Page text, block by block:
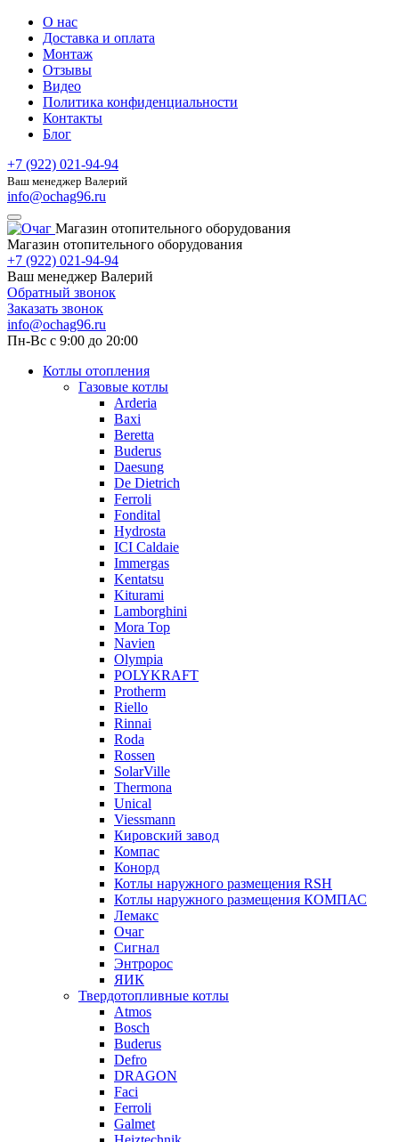
О нас
Доставка и оплата
Монтаж
Отзывы
Видео
Политика конфиденциальности
Контакты
Блог
+7 (922) 021-94-94
Ваш менеджер Валерий
info@ochag96.ru
Магазин отопительного оборудования
Магазин отопительного оборудования
+7 (922) 021-94-94
Ваш менеджер Валерий
Обратный звонок
Заказать звонок
info@ochag96.ru
Пн-Вс с 9:00 до 20:00
Котлы отопления
Газовые котлы
Arderia
Baxi
Beretta
Buderus
Daesung
De Dietrich
Ferroli
Fondital
Hydrosta
ICI Caldaie
Immergas
Kentatsu
Kiturami
Lamborghini
Mora Top
Navien
Olympia
POLYKRAFT
Protherm
Riello
Rinnai
Roda
Rossen
SolarVille
Thermona
Unical
Viessmann
Кировский завод
Компас
Конорд
Котлы наружного размещения RSH
Котлы наружного размещения КОМПАС
Лемакс
Очаг
Сигнал
Энтророс
ЯИК
Твердотопливные котлы
Atmos
Bosch
Buderus
Defro
DRAGON
Faci
Ferroli
Galmet